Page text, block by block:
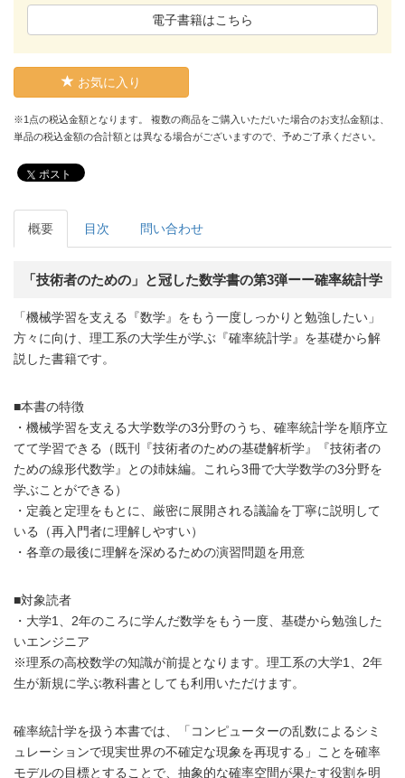
電子書籍はこちら
お気に入り
※1点の税込金額となります。 複数の商品をご購入いただいた場合のお支払金額は、
単品の税込金額の合計額とは異なる場合がございますので、予めご了承ください。
ポスト
概要 目次 問い合わせ
「技術者のための」と冠した数学書の第3弾ーー確率統計学
「機械学習を支える『数学』をもう一度しっかりと勉強したい」
方々に向け、理工系の大学生が学ぶ『確率統計学』を基礎から解
説した書籍です。
■本書の特徴
・機械学習を支える大学数学の3分野のうち、確率統計学を順序立
てて学習できる（既刊『技術者のための基礎解析学』『技術者の
ための線形代数学』との姉妹編。これら3冊で大学数学の3分野を
学ぶことができる）
・定義と定理をもとに、厳密に展開される議論を丁寧に説明して
いる（再入門者に理解しやすい）
・各章の最後に理解を深めるための演習問題を用意
■対象読者
・大学1、2年のころに学んだ数学をもう一度、基礎から勉強した
いエンジニア
※理系の高校数学の知識が前提となります。理工系の大学1、2年
生が新規に学ぶ教科書としても利用いただけます。
確率統計学を扱う本書では、「コンピューターの乱数によるシミ
ュレーションで現実世界の不確定な現象を再現する」ことを確率
モデルの目標とすることで、抽象的な確率空間が果たす役割を明